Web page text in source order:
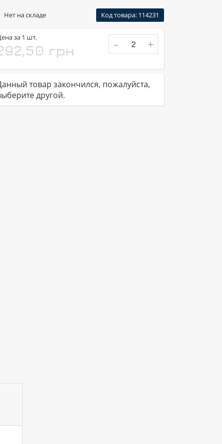
Нет на складе Код товара: 114231
за 1 шт.
грн - +
товар закончился, пожалуйста,
другой.